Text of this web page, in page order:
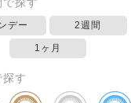
デー 2週間
1ヶ月
探す